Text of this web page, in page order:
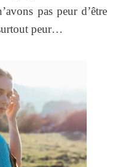
pas peur d’être
peur…